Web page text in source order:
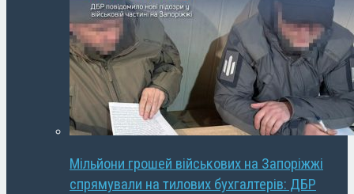
Мільйони грошей військових на Запоріжжі
спрямували на тилових бухгалтерів: ДБР